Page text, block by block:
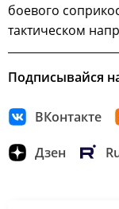
боевого
тактическом
Подписывайся
ВКонтакте
Дзен